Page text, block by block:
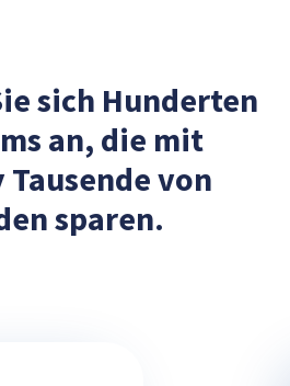
sich Hunderten
an, die mit
Tausende von
sparen.